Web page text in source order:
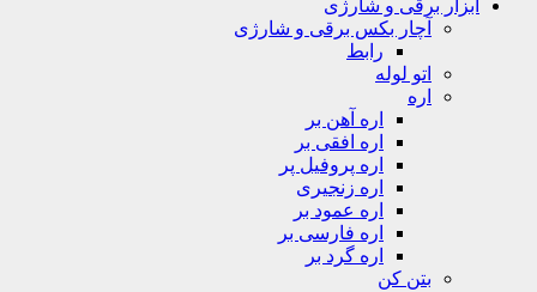
ابزار برقی و شارژی
آچار بکس برقی و شارژی
رابط
اتو لوله
اره
اره آهن بر
اره افقی بر
اره پروفیل پر
اره زنجیری
اره عمود بر
اره فارسی بر
اره گرد بر
بتن کن